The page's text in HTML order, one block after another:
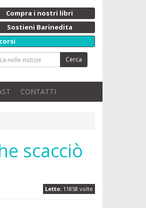
Compra i nostri libri
Sostieni Barinedita
Cerca
CONTATTI
scacciò
Letto: 11858 volte